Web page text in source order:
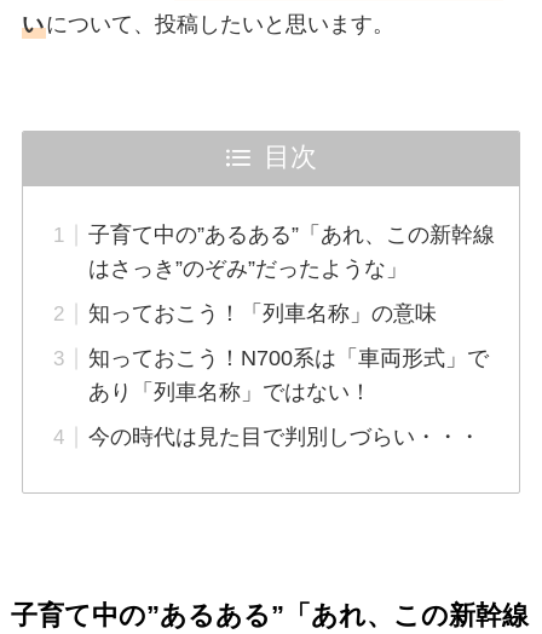
いについて、投稿したいと思います。
目次
子育て中の”あるある”「あれ、この新幹線
はさっき”のぞみ”だったような」
知っておこう！「列車名称」の意味
知っておこう！N700系は「車両形式」で
あり「列車名称」ではない！
今の時代は見た目で判別しづらい・・・
子育て中の”あるある”「あれ、この新幹線